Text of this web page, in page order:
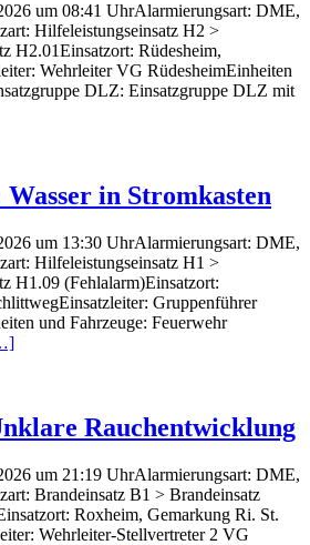
um 08:41 UhrAlarmierungsart: DME,
Hilfeleistungseinsatz H2 >
H2.01Einsatzort: Rüdesheim,
Wehrleiter VG RüdesheimEinheiten
DLZ: Einsatzgruppe DLZ mit
Wasser in Stromkasten
um 13:30 UhrAlarmierungsart: DME,
Hilfeleistungseinsatz H1 >
H1.09 (Fehlalarm)Einsatzort:
Gruppenführer
und Fahrzeuge: Feuerwehr
Rauchentwicklung
um 21:19 UhrAlarmierungsart: DME,
Brandeinsatz B1 > Brandeinsatz
Roxheim, Gemarkung Ri. St.
Wehrleiter-Stellvertreter 2 VG